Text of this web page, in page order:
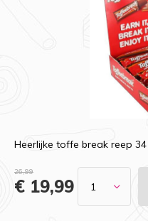
Heerlijke toffe break reep
26,99
€ 19,99